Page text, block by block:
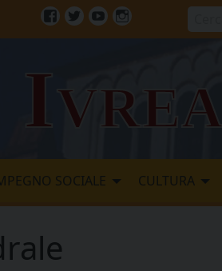
Ivrea
SOCIALE CULTURA